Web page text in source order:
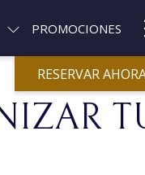
PROMOCIONES
RESERVAR